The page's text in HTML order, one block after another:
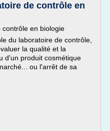
de contrôle en
en biologie
du laboratoire de contrôle,
la qualité et la
d'un produit cosmétique
ou l'arrêt de sa